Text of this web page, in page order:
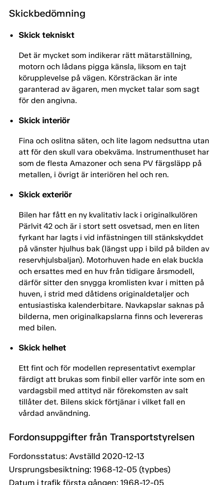
Skickbedömning
Skick tekniskt
Det är mycket som indikerar rätt mätarställning,
motorn och lådans pigga känsla, liksom en tajt
körupplevelse på vägen. Körsträckan är inte
garanterad av ägaren, men mycket talar som sagt
för den angivna.
Skick interiör
Fina och oslitna säten, och lite lagom nedsuttna utan
att för den skull vara obekväma. Instrumenthuset har
som de flesta Amazoner och sena PV färgsläpp på
metallen, i övrigt är interiören hel och ren.
Skick exteriör
Bilen har fått en ny kvalitativ lack i originalkulören
Pärlvit 42 och är i stort sett osvetsad, men en liten
fyrkant har lagts i vid infästningen till stänkskyddet
på vänster hjulhus bak (längst upp i bild på bilden av
reservhjulsbaljan). Motorhuven hade en elak buckla
och ersattes med en huv från tidigare årsmodell,
därför sitter den snygga kromlisten kvar i mitten på
huven, i strid med dåtidens originaldetaljer och
entusiastiska kalenderbitare. Navkapslar saknas på
bilderna, men originalkapslarna finns och levereras
med bilen.
Skick helhet
Ett fint och för modellen representativt exemplar
färdigt att brukas som finbil eller varför inte som en
vardagsbil med attityd när förekomsten av salt
tillåter det. Bilens skick förtjänar i vilket fall en
vårdad användning.
Fordonsuppgifter från Transportstyrelsen
Fordonsstatus: Avställd 2020-12-13
Ursprungsbesiktning: 1968-12-05 (typbes)
Datum i trafik första gången: 1968-12-05